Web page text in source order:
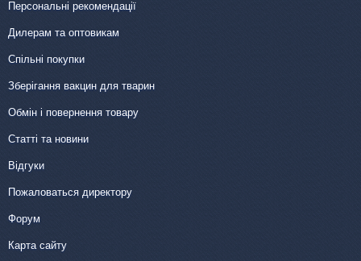
Персональні рекомендації
Дилерам та оптовикам
Спільні покупки
Зберігання вакцин для тварин
Обмін і повернення товару
Статті та новини
Відгуки
Пожаловаться директору
Форум
Карта сайту